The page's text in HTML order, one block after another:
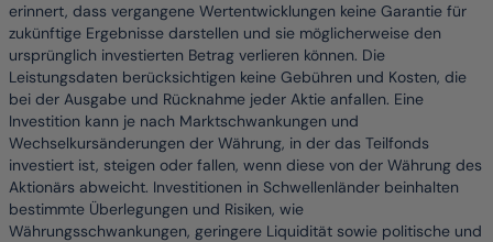
erinnert, dass vergangene Wertentwicklungen keine Garantie für
zukünftige Ergebnisse darstellen und sie möglicherweise den
ursprünglich investierten Betrag verlieren können. Die
Leistungsdaten berücksichtigen keine Gebühren und Kosten, die
bei der Ausgabe und Rücknahme jeder Aktie anfallen. Eine
Investition kann je nach Marktschwankungen und
Wechselkursänderungen der Währung, in der das Teilfonds
investiert ist, steigen oder fallen, wenn diese von der Währung des
Aktionärs abweicht. Investitionen in Schwellenländer beinhalten
bestimmte Überlegungen und Risiken, wie
Währungsschwankungen, geringere Liquidität sowie politische und